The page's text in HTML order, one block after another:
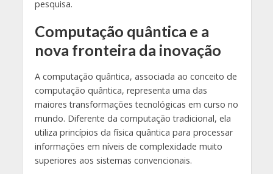
pesquisa.
Computação quântica e a
nova fronteira da inovação
A computação quântica, associada ao conceito de
computação quântica, representa uma das
maiores transformações tecnológicas em curso no
mundo. Diferente da computação tradicional, ela
utiliza princípios da física quântica para processar
informações em níveis de complexidade muito
superiores aos sistemas convencionais.